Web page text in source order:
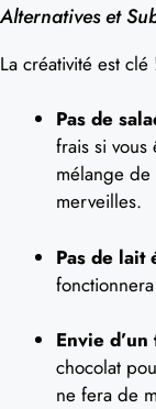
Alternatives et
La créativité est
Pas de
frais si
mélange
merveilles.
Pas de lait
Envie
chocolat
ne fera de